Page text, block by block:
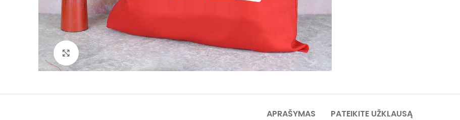
Padidinti
APRAŠYMAS PATEIKITE UŽKLAUSĄ